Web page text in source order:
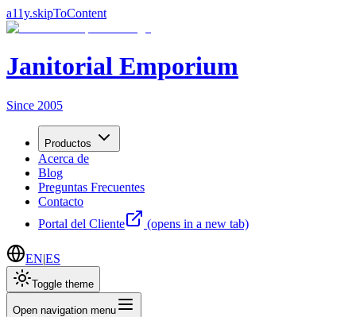
a11y.skipToContent
Janitorial Emporium
Since 2005
Productos
Acerca de
Blog
Preguntas Frecuentes
Contacto
Portal del Cliente
(opens in a new tab)
EN|ES
Toggle theme
Open navigation menu